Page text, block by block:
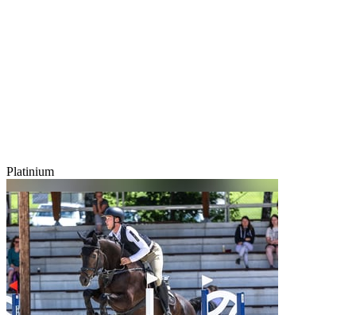
Platinium